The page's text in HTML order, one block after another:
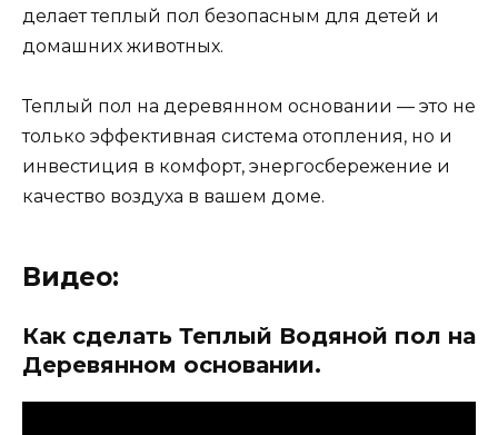
делает теплый пол безопасным для детей и
домашних животных.
Теплый пол на деревянном основании — это не
только эффективная система отопления, но и
инвестиция в комфорт, энергосбережение и
качество воздуха в вашем доме.
Видео:
Как сделать Теплый Водяной пол на
Деревянном основании.